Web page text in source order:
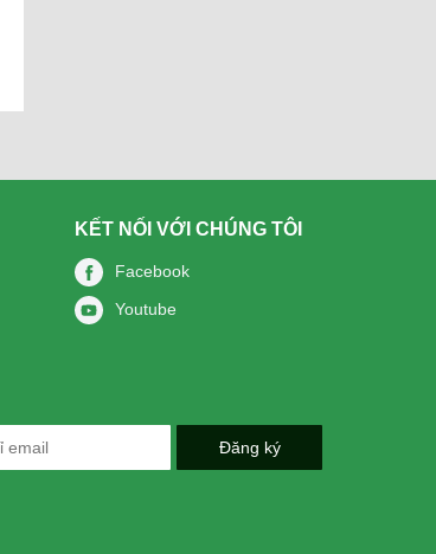
KẾT NỐI VỚI CHÚNG TÔI
Facebook
Youtube